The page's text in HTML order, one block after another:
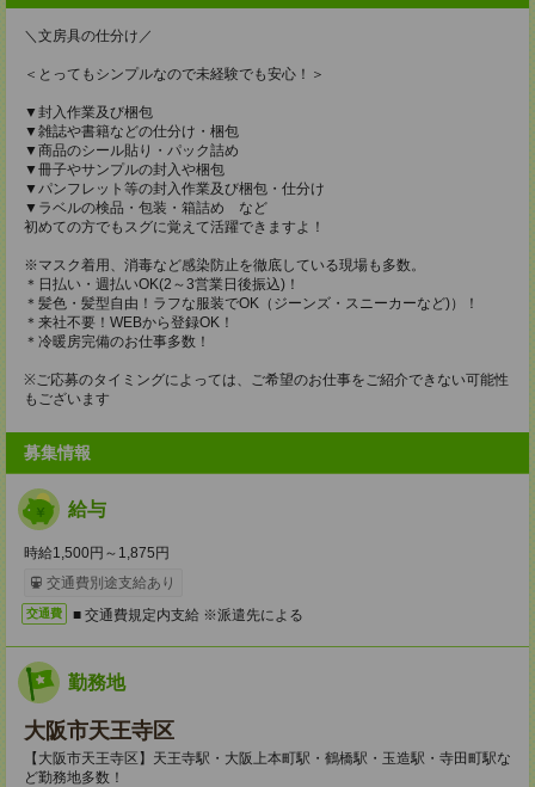
＼文房具の仕分け／
＜とってもシンプルなので未経験でも安心！＞
▼封入作業及び梱包
▼雑誌や書籍などの仕分け・梱包
▼商品のシール貼り・パック詰め
▼冊子やサンプルの封入や梱包
▼パンフレット等の封入作業及び梱包・仕分け
▼ラベルの検品・包装・箱詰め など
初めての方でもスグに覚えて活躍できますよ！
※マスク着用、消毒など感染防止を徹底している現場も多数。
＊日払い・週払いOK(2～3営業日後振込)！
＊髪色・髪型自由！ラフな服装でOK（ジーンズ・スニーカーなど)）！
＊来社不要！WEBから登録OK！
＊冷暖房完備のお仕事多数！
※ご応募のタイミングによっては、ご希望のお仕事をご紹介できない可能性
もございます
募集情報
給与
時給1,500円～1,875円
交通費別途支給あり
交通費 ■ 交通費規定内支給 ※派遣先による
勤務地
大阪市天王寺区
【大阪市天王寺区】天王寺駅・大阪上本町駅・鶴橋駅・玉造駅・寺田町駅な
ど勤務地多数！